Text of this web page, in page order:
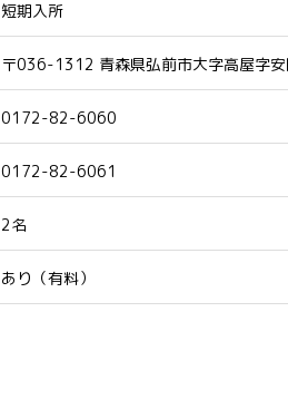
短期入所
〒036-1312 青森県弘前市大字高屋字
0172-82-6060
0172-82-6061
2名
あり（有料）